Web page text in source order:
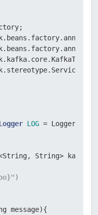
LOG =
String>
message){